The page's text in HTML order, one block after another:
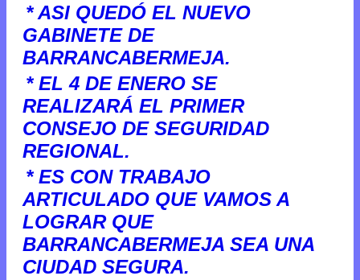
* ASI QUEDÓ EL NUEVO
GABINETE DE
BARRANCABERMEJA.
* EL 4 DE ENERO SE
REALIZARÁ EL PRIMER
CONSEJO DE SEGURIDAD
REGIONAL.
* ES CON TRABAJO
ARTICULADO QUE VAMOS A
LOGRAR QUE
BARRANCABERMEJA SEA UNA
CIUDAD SEGURA.